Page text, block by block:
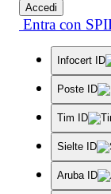
Accedi
Entra con
Infocert ID
Poste ID
Tim ID
Sielte ID
Aruba ID